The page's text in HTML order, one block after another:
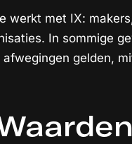
werkt met IX:
In sommige
gelden,